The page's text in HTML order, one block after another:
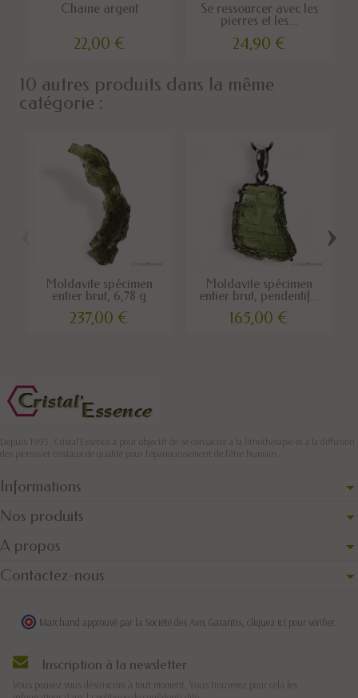
Chaine argent
22,00 €
Se ressourcer avec les
pierres et les...
24,90 €
10 autres produits dans la même
catégorie :
Moldavite spécimen
entier brut, 6,78 g
237,00 €
Moldavite spécimen
entier brut, pendentif...
165,00 €
›
Depuis 1993, Cristal'Essence a pour objectif de se consacrer à la lithothérapie et à la diffusion
des pierres et cristaux de qualité pour l’épanouissement de l’être humain.
Informations
Nos produits
A propos
Contactez-nous
Marchand approuvé par la Société des Avis Garantis, cliquez ici pour vérifier
Inscription à la newsletter
Vous pouvez vous désinscrire à tout moment. Vous trouverez pour cela les